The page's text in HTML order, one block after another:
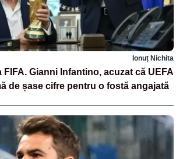
Ionuț Nichita
Gianni Infantino, acuzat că UEFA
de șase cifre pentru o fostă angajată